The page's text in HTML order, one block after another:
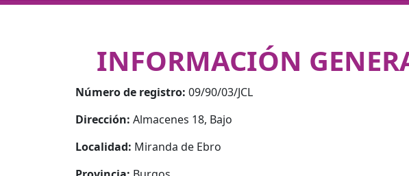
INFORMACIÓN
Número de registro: 09/90/03/JCL
Dirección: Almacenes 18, Bajo
Localidad: Miranda de Ebro